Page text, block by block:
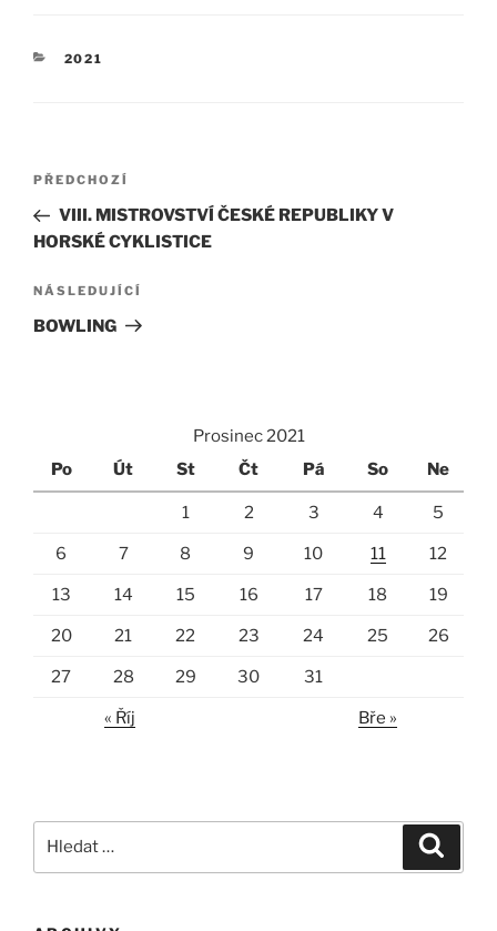
RUBRIKY
2021
Navigace
příspěvek
Předchozí
příspěvek
PŘEDCHOZÍ
VIII. MISTROVSTVÍ ČESKÉ REPUBLIKY V
HORSKÉ CYKLISTICE
Následující
příspěvek
NÁSLEDUJÍCÍ
BOWLING
Prosinec 2021
Po
Út St Čt Pá So Ne
1 2 3 4 5
6 7 8 9 10 11 12
13 14 15 16 17 18 19
20 21 22 23 24 25 26
27 28 29 30 31
« Říj Bře »